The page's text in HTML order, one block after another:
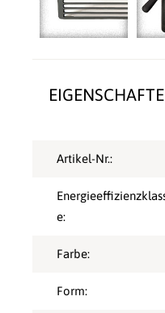
Artikel-Nr.:
e:
Farbe:
Form: